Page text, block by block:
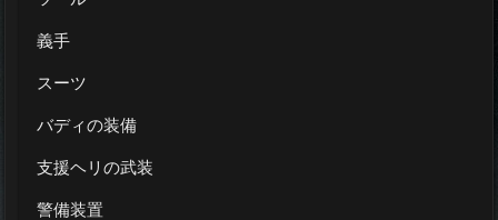
義手
スーツ
バディの装備
支援ヘリの武装
警備装置